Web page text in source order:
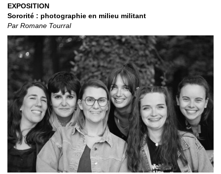
EXPOSITION
Sororité : photographie en milieu militant
Par Romane Tourral